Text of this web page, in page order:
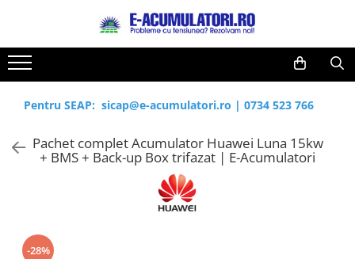
Toate Produsele
Acumulatori, Baterii si Incarcatoare
Uzuale
Baterii alcaline
Baterii litiu
Accesorii baterii
Reduceri de vara
Cabluri
Acumulatori
Prelungitoare
Panouri fotovoltaice
UPS
Pentru SEAP: sicap@e-acumulatori.ro | 0734 523 766
Pachet complet Acumulator Huawei Luna 15kw
+ BMS + Back-up Box trifazat | E-Acumulatori
-28%